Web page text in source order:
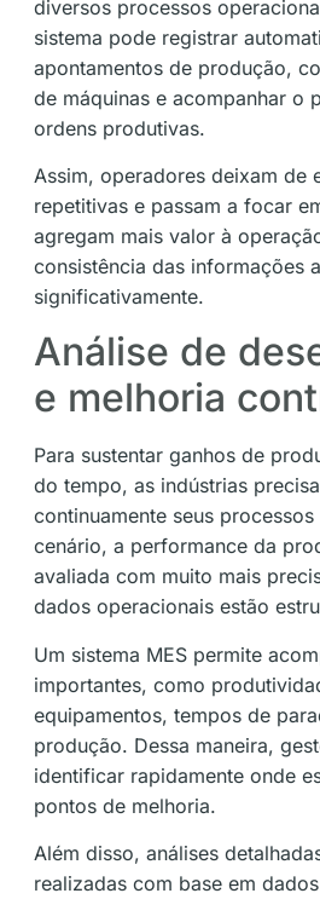
diversos processos
sistema pode registrar
apontamentos de produção,
de máquinas e acompanhar o
ordens produtivas.
Assim, operadores deixam de
repetitivas e passam a focar
agregam mais valor à
consistência das informações
significativamente.
Análise de
e melhoria
Para sustentar ganhos de
do tempo, as indústrias
continuamente seus
cenário, a performance da
avaliada com muito mais
dados operacionais estão
Um sistema MES permite
importantes, como
equipamentos, tempos de
produção. Dessa maneira,
identificar rapidamente onde
pontos de melhoria.
Além disso, análises
realizadas com base em